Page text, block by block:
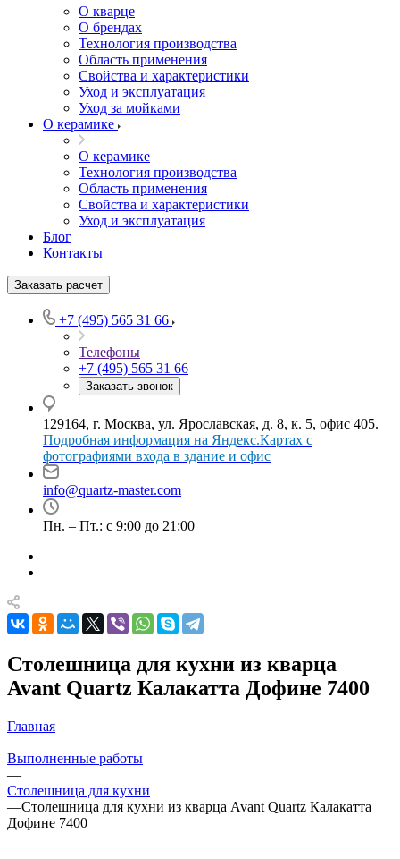
О кварце
О брендах
Технология производства
Область применения
Свойства и характеристики
Уход и эксплуатация
Уход за мойками
О керамике
О керамике
Технология производства
Область применения
Свойства и характеристики
Уход и эксплуатация
Блог
Контакты
Заказать расчет
+7 (495) 565 31 66
Телефоны
+7 (495) 565 31 66
Заказать звонок
129164, г. Москва, ул. Ярославская, д. 8, к. 5, офис 405.
Подробная информация на Яндекс.Картах с
фотографиями входа в здание и офис
info@quartz-master.com
Пн. – Пт.: с 9:00 до 21:00
Столешница для кухни из кварца
Avant Quartz Калакатта Дофине 7400
Главная
—
Выполненные работы
—
Столешница для кухни
—Столешница для кухни из кварца Avant Quartz Калакатта
Дофине 7400